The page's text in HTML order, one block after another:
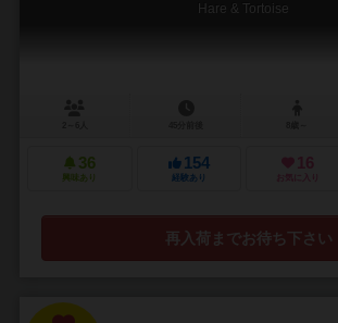
Hare & Tortoise
36
興味あり
154
経験あり
16
お気に入り
再入荷までお待ち下さい